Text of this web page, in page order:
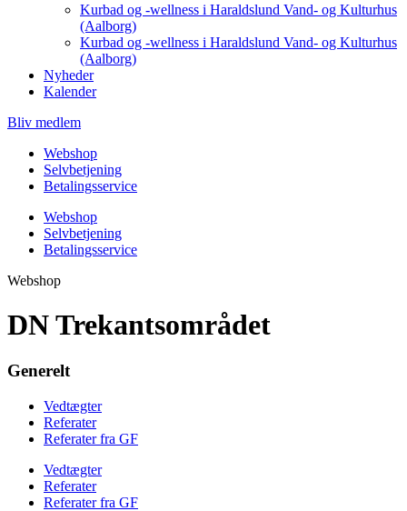
Kurbad og -wellness i Haraldslund Vand- og Kulturhus
(Aalborg)
Kurbad og -wellness i Haraldslund Vand- og Kulturhus
(Aalborg)
Nyheder
Kalender
Bliv medlem
Webshop
Selvbetjening
Betalingsservice
Webshop
Selvbetjening
Betalingsservice
Webshop
DN Trekantsområdet
Generelt
Vedtægter
Referater
Referater fra GF
Vedtægter
Referater
Referater fra GF